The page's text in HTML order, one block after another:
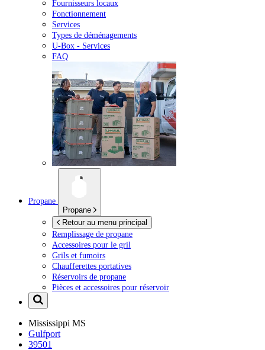
Fournisseurs locaux
Fonctionnement
Services
Types de déménagements
U-Box - Services
FAQ
Propane
Propane
Retour au menu principal
Remplissage de propane
Accessoires pour le gril
Grils et fumoirs
Chaufferettes portatives
Réservoirs de propane
Pièces et accessoires pour réservoir
Mississippi MS
Gulfport
39501